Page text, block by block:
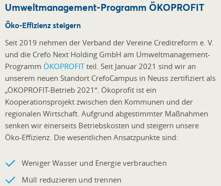
Umweltmanagement-Programm ÖKOPROFIT
Öko-Effizienz steigern
Seit 2019 nehmen der Verband der Vereine Creditreform e. V.
und die Crefo Next Holding GmbH am Umweltmanagement-
Programm ÖKOPROFITteil. Seit Januar 2021 sind wir an
unserem neuen Standort CrefoCampus in Neuss zertifiziert als
„ÖKOPROFIT-Betrieb 2021“. Ökoprofit ist ein
Kooperationsprojekt zwischen den Kommunen und der
regionalen Wirtschaft. Aufgrund abgestimmter Maßnahmen
senken wir einerseits Betriebskosten und steigern unsere
Öko-Effizienz. Die wesentlichen Ansatzpunkte sind:
Weniger Wasser und Energie verbrauchen
Müll reduzieren und trennen